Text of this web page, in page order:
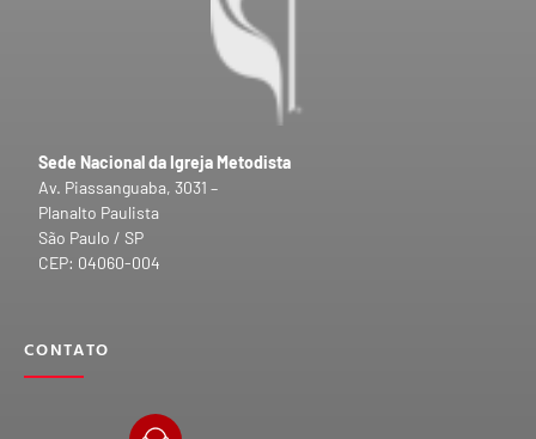
Sede Nacional da Igreja Metodista
Av. Piassanguaba, 3031 –
Planalto Paulista
São Paulo / SP
CEP: 04060-004
CONTATO